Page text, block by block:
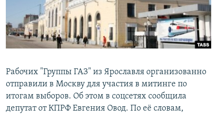
СОЦИАЛЬНЫЕ СЕТИ
Все сайты РСЕ/РС
Рабочих "Группы ГАЗ" из Ярославля организованно
отправили в Москву для участия в митинге по
итогам выборов. Об этом в соцсетях сообщила
депутат от КПРФ Евгения Овод. По её словам,